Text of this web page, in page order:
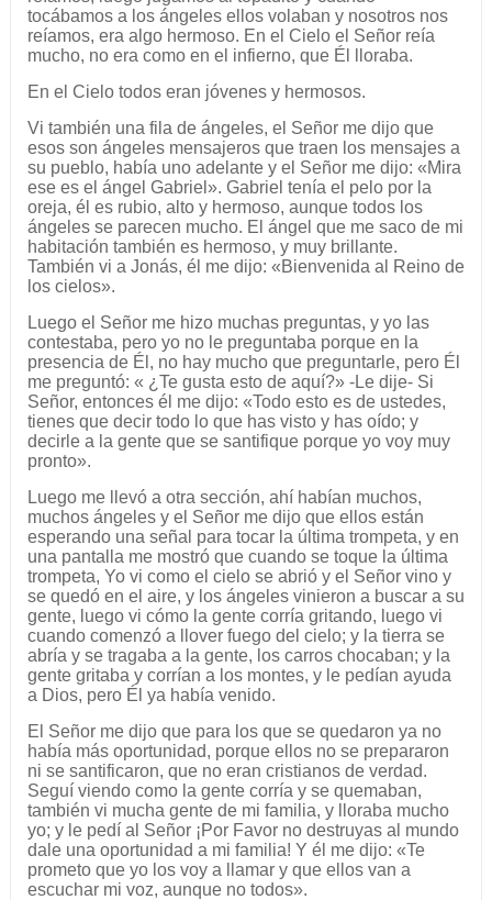
tocábamos a los ángeles ellos volaban y nosotros nos
reíamos, era algo hermoso. En el Cielo el Señor reía
mucho, no era como en el infierno, que Él lloraba.
En el Cielo todos eran jóvenes y hermosos.
Vi también una fila de ángeles, el Señor me dijo que
esos son ángeles mensajeros que traen los mensajes a
su pueblo, había uno adelante y el Señor me dijo: «Mira
ese es el ángel Gabriel». Gabriel tenía el pelo por la
oreja, él es rubio, alto y hermoso, aunque todos los
ángeles se parecen mucho. El ángel que me saco de mi
habitación también es hermoso, y muy brillante.
También vi a Jonás, él me dijo: «Bienvenida al Reino de
los cielos».
Luego el Señor me hizo muchas preguntas, y yo las
contestaba, pero yo no le preguntaba porque en la
presencia de Él, no hay mucho que preguntarle, pero Él
me preguntó: « ¿Te gusta esto de aquí?» -Le dije- Si
Señor, entonces él me dijo: «Todo esto es de ustedes,
tienes que decir todo lo que has visto y has oído; y
decirle a la gente que se santifique porque yo voy muy
pronto».
Luego me llevó a otra sección, ahí habían muchos,
muchos ángeles y el Señor me dijo que ellos están
esperando una señal para tocar la última trompeta, y en
una pantalla me mostró que cuando se toque la última
trompeta, Yo vi como el cielo se abrió y el Señor vino y
se quedó en el aire, y los ángeles vinieron a buscar a su
gente, luego vi cómo la gente corría gritando, luego vi
cuando comenzó a llover fuego del cielo; y la tierra se
abría y se tragaba a la gente, los carros chocaban; y la
gente gritaba y corrían a los montes, y le pedían ayuda
a Dios, pero Él ya había venido.
El Señor me dijo que para los que se quedaron ya no
había más oportunidad, porque ellos no se prepararon
ni se santificaron, que no eran cristianos de verdad.
Seguí viendo como la gente corría y se quemaban,
también vi mucha gente de mi familia, y lloraba mucho
yo; y le pedí al Señor ¡Por Favor no destruyas al mundo
dale una oportunidad a mi familia! Y él me dijo: «Te
prometo que yo los voy a llamar y que ellos van a
escuchar mi voz, aunque no todos».